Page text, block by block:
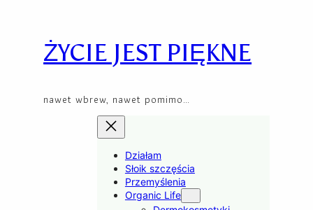
contentŻYCIE JEST PIĘKNE
nawet wbrew, nawet pomimo…
Działam
Słoik szczęścia
Przemyślenia
Organic Life